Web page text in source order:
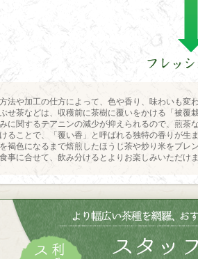
法や加工の仕方によって、色や香り、味わいも変
せ茶などは、収穫前に茶樹に覆いをかける「被覆
に関するテアニンの減少が抑えられるので、煎茶
ることで、「覆い香」と呼ばれる独特の香りが生
褐色になるまで焙煎したほうじ茶や炒り米をブレ
事に合せて、飲み分けるとよりお楽しみいただけま